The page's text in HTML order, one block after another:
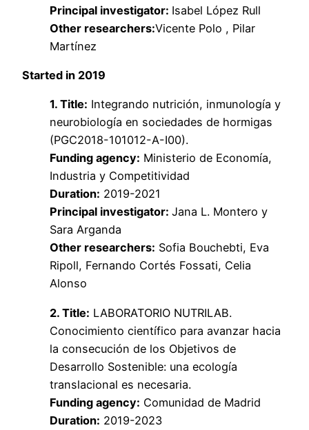
Principal investigator: Isabel López Rull
Other researchers:Vicente Polo , Pilar
Martínez
Started in 2019
1. Title: Integrando nutrición, inmunología y
neurobiología en sociedades de hormigas
(PGC2018-101012-A-I00).
Funding agency: Ministerio de Economía,
Industria y Competitividad
Duration: 2019-2021
Principal investigator: Jana L. Montero y
Sara Arganda
Other researchers: Sofia Bouchebti, Eva
Ripoll, Fernando Cortés Fossati, Celia
Alonso
2. Title: LABORATORIO NUTRILAB.
Conocimiento científico para avanzar hacia
la consecución de los Objetivos de
Desarrollo Sostenible: una ecología
translacional es necesaria.
Funding agency: Comunidad de Madrid
Duration: 2019-2023